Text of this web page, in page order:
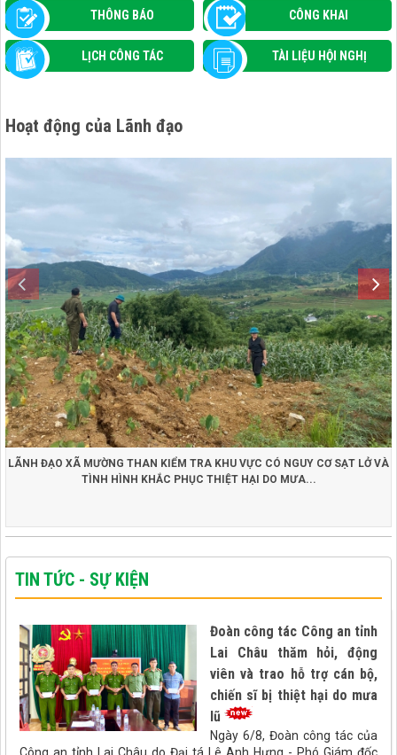
THÔNG BÁO CÔNG KHAI
LỊCH CÔNG TÁC TÀI LIỆU HỘI NGHỊ
Hoạt động của Lãnh đạo
LÃNH ĐẠO XÃ MƯỜNG THAN KIỂM TRA KHU VỰC CÓ NGUY CƠ SẠT LỞ VÀ
TÌNH HÌNH KHẮC PHỤC THIỆT HẠI DO MƯA...
TIN TỨC - SỰ KIỆN
Đoàn công tác Công an tỉnh
Lai Châu thăm hỏi, động
viên và trao hỗ trợ cán bộ,
chiến sĩ bị thiệt hại do mưa
lũ
Ngày 6/8, Đoàn công tác của
Công an tỉnh Lai Châu do Đại tá Lê Anh Hưng - Phó Giám đốc